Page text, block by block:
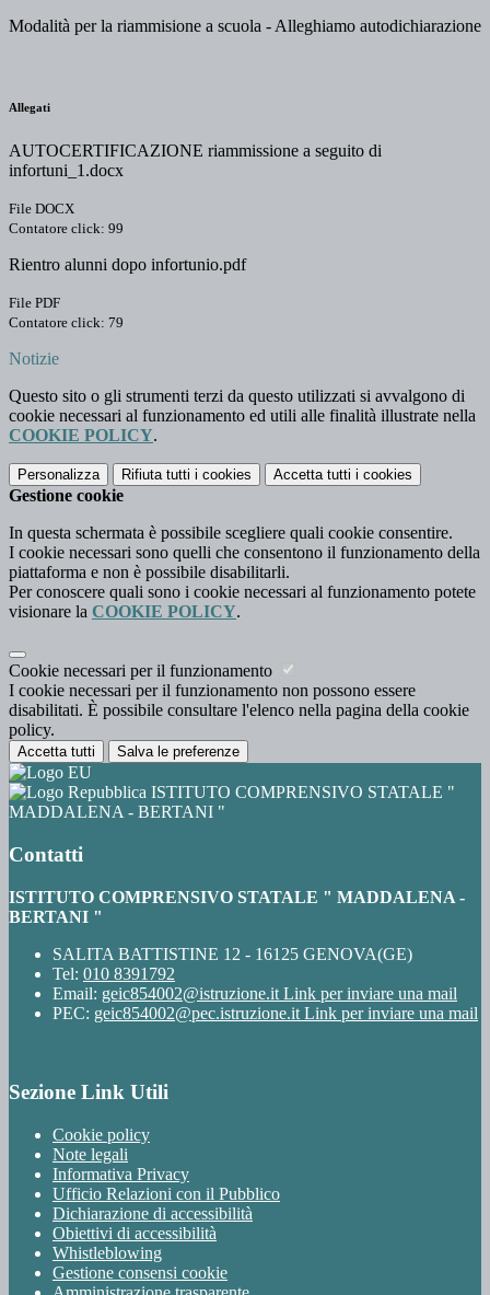
Modalità per la riammisione a scuola - Alleghiamo autodichiarazione
Allegati
AUTOCERTIFICAZIONE riammissione a seguito di
infortuni_1.docx
File DOCX
Contatore click: 99
Rientro alunni dopo infortunio.pdf
File PDF
Contatore click: 79
Notizie
Questo sito o gli strumenti terzi da questo utilizzati si avvalgono di
cookie necessari al funzionamento ed utili alle finalità illustrate nella
COOKIE POLICY.
Personalizza Rifiuta tutti i cookies Accetta tutti i cookies
Gestione cookie
In questa schermata è possibile scegliere quali cookie consentire.
I cookie necessari sono quelli che consentono il funzionamento della
piattaforma e non è possibile disabilitarli.
Per conoscere quali sono i cookie necessari al funzionamento potete
visionare la COOKIE POLICY.
Cookie necessari per il funzionamento
I cookie necessari per il funzionamento non possono essere
disabilitati. È possibile consultare l'elenco nella pagina della cookie
policy.
Accetta tutti Salva le preferenze
ISTITUTO COMPRENSIVO STATALE "
MADDALENA - BERTANI "
Contatti
ISTITUTO COMPRENSIVO STATALE " MADDALENA -
BERTANI "
SALITA BATTISTINE 12 - 16125 GENOVA(GE)
Tel: 010 8391792
Email: geic854002@istruzione.it Link per inviare una mail
PEC: geic854002@pec.istruzione.it Link per inviare una mail
Sezione Link Utili
Cookie policy
Note legali
Informativa Privacy
Ufficio Relazioni con il Pubblico
Dichiarazione di accessibilità
Obiettivi di accessibilità
Whistleblowing
Gestione consensi cookie